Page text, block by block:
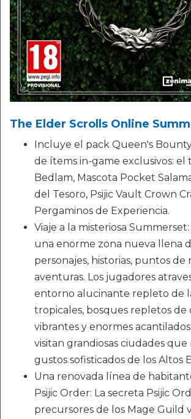
The Elder Scrolls Online
Incluye el pack Queen's
de ítems in-game exclusivos: el
Bedlam, Mascota Pocket
del Tesoro, Psijic Vault Crown
Pergaminos de Experiencia.
Viaje a la misteriosa
una enorme zona nueva llena
personajes, historias, puntos de
aventuras. Los jugadores
entorno alucinante repleto de
tropicales, bosques repletos de
vibrantes y enormes
visitan grandiosas ciudades que
gustos sofisticados de los Altos
Una renovada línea de
Psijic Order: La secreta Psijic
precursores de los Mage Guild